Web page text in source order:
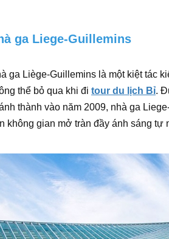
ga Liege-Guillemins
ga Liège-Guillemins là một kiệt tác
thể bỏ qua khi đi tour du lịch Bỉ.
thành vào năm 2009, nhà ga
không gian mở tràn đầy ánh sáng tự